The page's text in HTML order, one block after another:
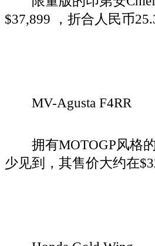
$37,899 ，折合人民币
MV-Agusta F4RR
拥有MOTOGP风格的
少见到，其售价大约在